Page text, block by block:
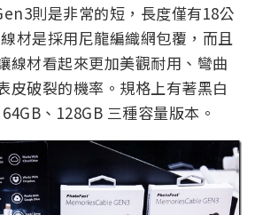
則是非常的短，長度僅有18公
材是採用尼龍編織網包覆，而且
線材看起來更加美觀耐用、彎曲
皮破裂的機率。規格上有著黑白
、128GB 三種容量版本。